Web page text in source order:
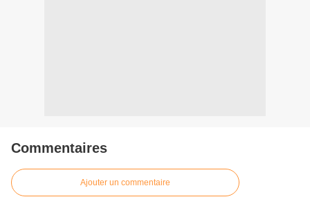
Commentaires
Ajouter un commentaire